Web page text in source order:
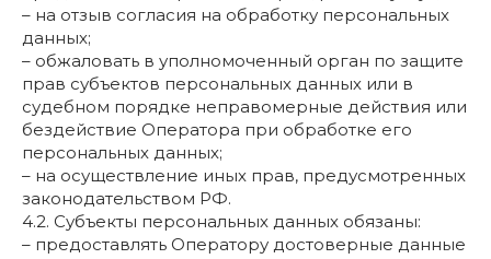
– на отзыв согласия на обработку персональных
данных;
– обжаловать в уполномоченный орган по защите
прав субъектов персональных данных или в
судебном порядке неправомерные действия или
бездействие Оператора при обработке его
персональных данных;
– на осуществление иных прав, предусмотренных
законодательством РФ.
4.2. Субъекты персональных данных обязаны:
– предоставлять Оператору достоверные данные